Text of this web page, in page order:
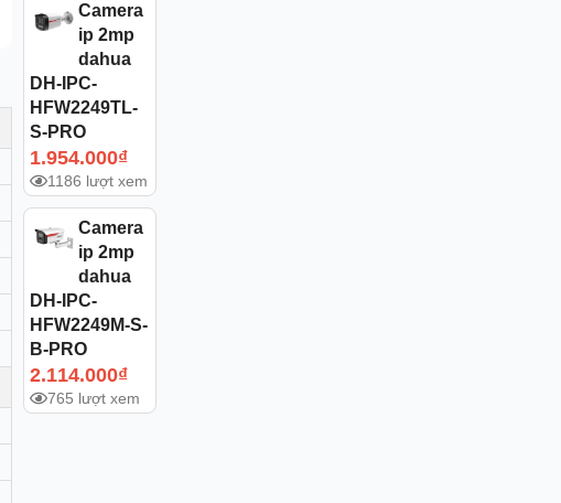
Camera
ip 2mp
dahua
DH-IPC-
HFW2249TL-
S-PRO
1.954.000₫
1186 lượt xem
Camera
ip 2mp
dahua
DH-IPC-
HFW2249M-S-
B-PRO
2.114.000₫
765 lượt xem